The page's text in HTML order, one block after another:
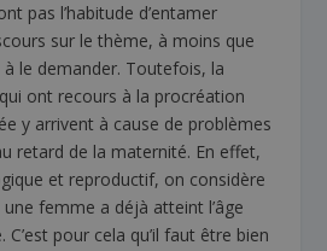
pas l’habitude d’entamer
sur le thème, à moins que
le demander. Toutefois, la
ont recours à la procréation
y arrivent à cause de problèmes
retard de la maternité. En effet,
et reproductif, on considère
une femme a déjà atteint l’âge
pour cela qu’il faut être bien